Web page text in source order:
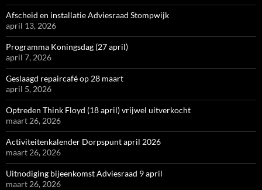
Afscheid en installatie Adviesraad Stompwijk
april 13, 2026
Programma Koningsdag (27 april)
april 7, 2026
Geslaagd repaircafé op 28 maart
april 5, 2026
Optreden Think Floyd (18 april) vrijwel uitverkocht
maart 26, 2026
Activiteitenkalender Dorpspunt april 2026
maart 26, 2026
Uitnodiging bijeenkomst Adviesraad 9 april
maart 26, 2026